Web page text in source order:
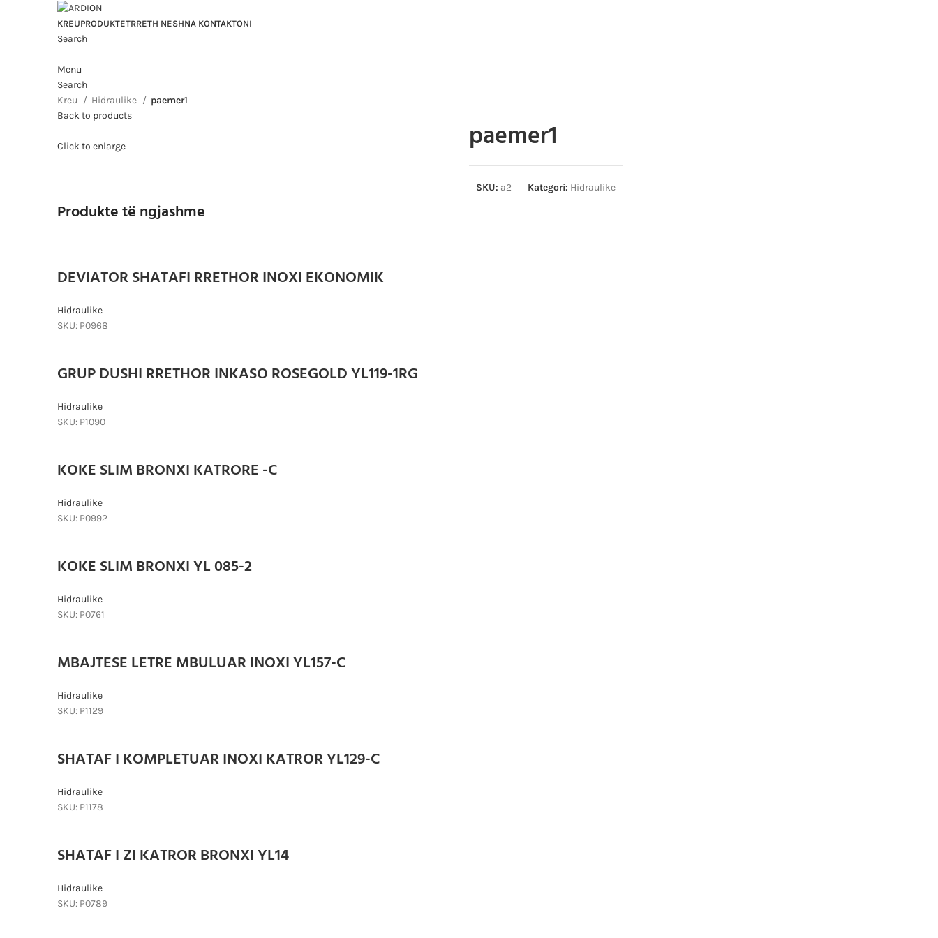
KREUPRODUKTETRRETH NESHNA KONTAKTONI
Search
Menu
Search
Kreu
Hidraulike
paemer1
Back to products
Click to enlarge paemer1
SKU: a2 Kategori: Hidraulike
Produkte të ngjashme
DEVIATOR SHATAFI RRETHOR INOXI EKONOMIK
Hidraulike
SKU: P0968
GRUP DUSHI RRETHOR INKASO ROSEGOLD YL119-1RG
Hidraulike
SKU: P1090
KOKE SLIM BRONXI KATRORE -C
Hidraulike
SKU: P0992
KOKE SLIM BRONXI YL 085-2
Hidraulike
SKU: P0761
MBAJTESE LETRE MBULUAR INOXI YL157-C
Hidraulike
SKU: P1129
SHATAF I KOMPLETUAR INOXI KATROR YL129-C
Hidraulike
SKU: P1178
SHATAF I ZI KATROR BRONXI YL14
Hidraulike
SKU: P0789